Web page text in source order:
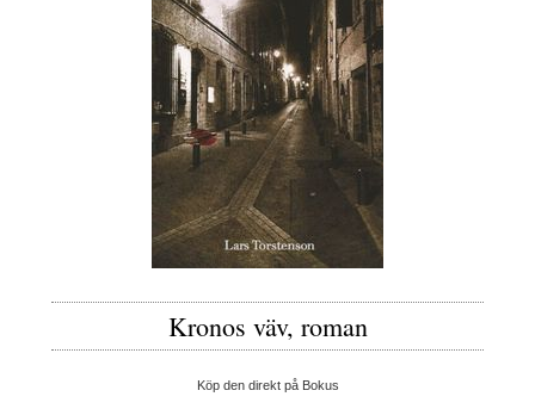
Kronos väv, roman
Köp den direkt på Bokus